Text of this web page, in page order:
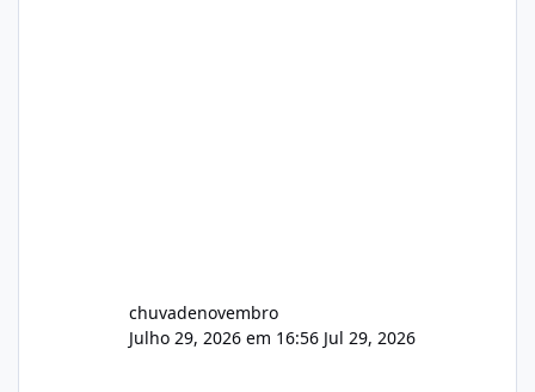
chuvadenovembro
Julho 29, 2026 em 16:56 Jul 29, 2026